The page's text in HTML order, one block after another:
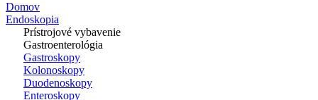
Domov
Endoskopia
Prístrojové vybavenie
Gastroenterológia
Gastroskopy
Kolonoskopy
Duodenoskopy
Enteroskopy